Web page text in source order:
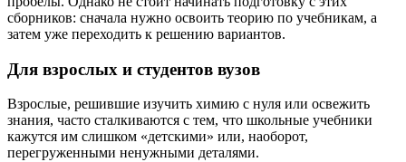
сборников: сначала нужно освоить теорию по учебникам, а
затем уже переходить к решению вариантов.
Для взрослых и студентов вузов
Взрослые, решившие изучить химию с нуля или освежить
знания, часто сталкиваются с тем, что школьные учебники
кажутся им слишком «детскими» или, наоборот,
перегруженными ненужными деталями.